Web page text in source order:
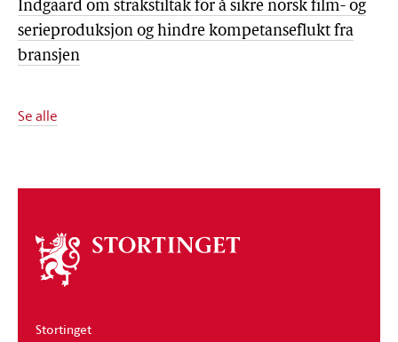
Indgaard om strakstiltak for å sikre norsk film- og
serieproduksjon og hindre kompetanseflukt fra
bransjen
Se alle
Om
stortinget
Stortinget